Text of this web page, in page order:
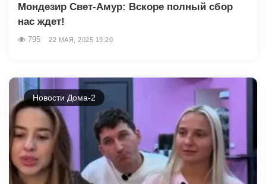
Мондезир Свет-Амур: Вскоре полный сбор
нас ждет!
795 22 МАЯ, 2025 19:20
Новости Дома-2